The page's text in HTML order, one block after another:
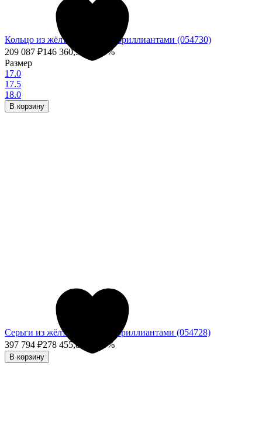
Кольцо из жёлтого золота с бриллиантами (054730)
209 087 ₽146 360,90
- 30%
Размер
17.0
17.5
18.0
В корзину
Серьги из жёлтого золота с бриллиантами (054728)
397 794 ₽278 455,80 - 30%
В корзину